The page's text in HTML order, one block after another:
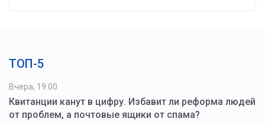
ТОП-5
Вчера, 19:00
Квитанции канут в цифру. Избавит ли реформа людей
от проблем, а почтовые ящики от спама?